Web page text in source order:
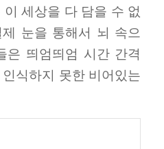
세상을 다 담을 수 없
눈을 통해서 뇌 속으
은 띄엄띄엄 시간 간격
식하지 못한 비어있는